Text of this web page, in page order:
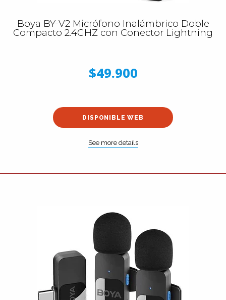
Boya BY-V2 Micrófono Inalámbrico Doble
Compacto 2.4GHZ con Conector Lightning
$49.900
DISPONIBLE WEB
See more details